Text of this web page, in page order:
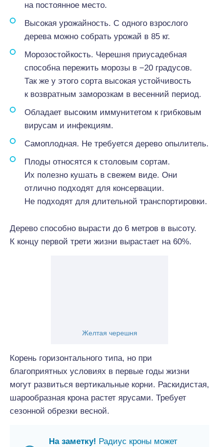
на постоянное место.
Высокая урожайность. С одного взрослого
дерева можно собрать урожай в 85 кг.
Морозостойкость. Черешня приусадебная
способна пережить морозы в −20 градусов.
Так же у этого сорта высокая устойчивость
к возвратным заморозкам в весенний период.
Обладает высоким иммунитетом к грибковым
вирусам и инфекциям.
Самоплодная. Не требуется дерево опылитель.
Плоды относятся к столовым сортам.
Их полезно кушать в свежем виде. Они
отлично подходят для консервации.
Не подходят для длительной транспортировки.
Дерево способно вырасти до 6 метров в высоту.
К концу первой трети жизни вырастает на 60%.
Желтая черешня
Корень горизонтального типа, но при
благоприятных условиях в первые годы жизни
могут развиться вертикальные корни. Раскидистая,
шарообразная крона растет ярусами. Требует
сезонной обрезки весной.
На заметку! Радиус кроны может